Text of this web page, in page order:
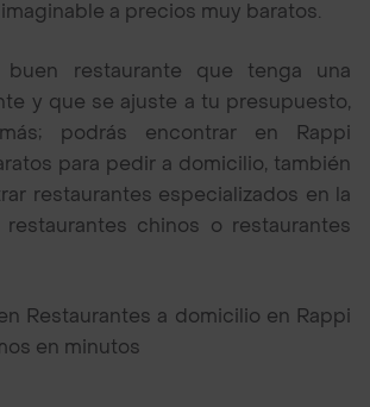
a precios muy baratos.
restaurante que tenga una
y que se ajuste a tu presupuesto,
podrás encontrar en Rappi
para pedir a domicilio, también
restaurantes especializados en la
restaurantes chinos o restaurantes
Restaurantes a domicilio en Rappi
en minutos